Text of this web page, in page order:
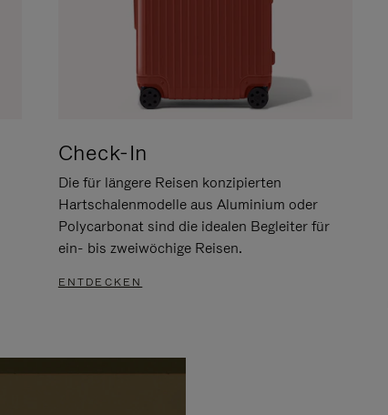
Check-In
Die für längere Reisen konzipierten
Hartschalenmodelle aus Aluminium oder
Polycarbonat sind die idealen Begleiter für
ein- bis zweiwöchige Reisen.
ENTDECKEN